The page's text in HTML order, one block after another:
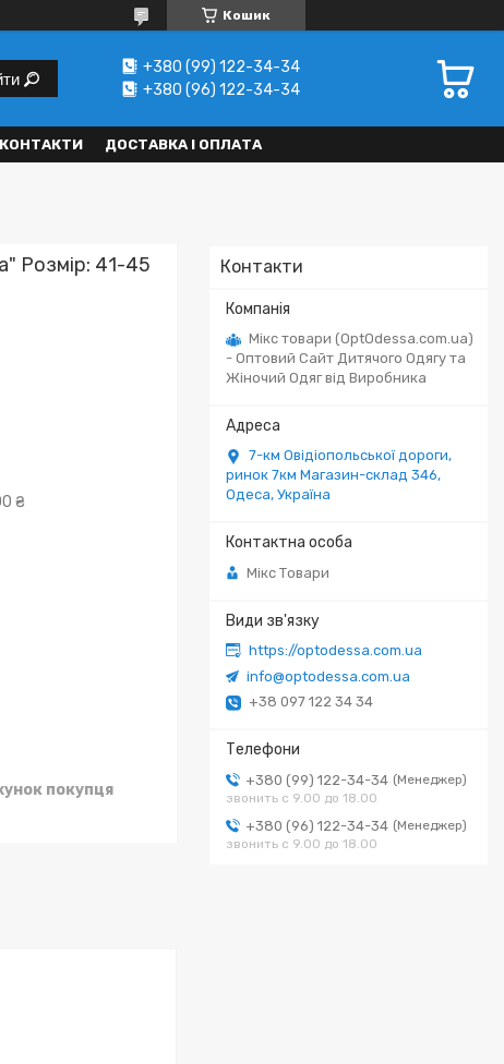
Кошик
+380 (99) 122-34-34
+380 (96) 122-34-34
КОНТАКТИ ДОСТАВКА І ОПЛАТА
Контакти
Мікс товари (OptOdessa.com.ua)
- Оптовий Сайт Дитячого Одягу та
Жіночий Одяг від Виробника
7-км Овідіопольської дороги,
ринок 7км Магазин-склад 346,
Одеса, Україна
Мікс Товари
https://optodessa.com.ua
info@optodessa.com.ua
+38 097 122 34 34
+380 (99) 122-34-34
Менеджер
звонить с 9.00 до 18.00
+380 (96) 122-34-34
Менеджер
звонить с 9.00 до 18.00
Розмір: 41-45
₴
покупця